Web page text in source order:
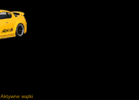
Aktywne wątki